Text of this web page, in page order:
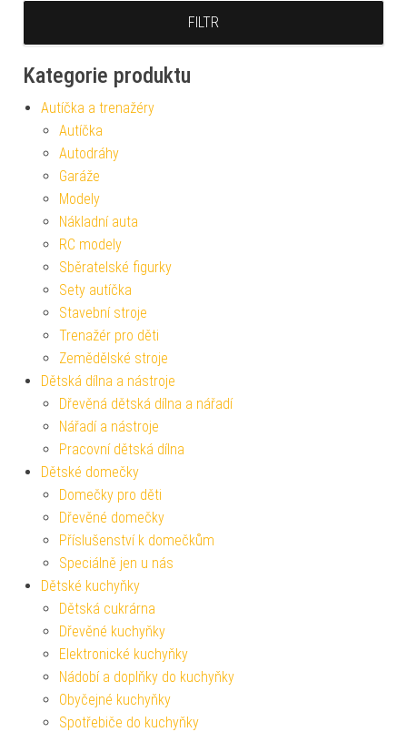
FILTR
Kategorie produktu
Autíčka a trenažéry
Autíčka
Autodráhy
Garáže
Modely
Nákladní auta
RC modely
Sběratelské figurky
Sety autíčka
Stavební stroje
Trenažér pro děti
Zemědělské stroje
Dětská dílna a nástroje
Dřevěná dětská dílna a nářadí
Nářadí a nástroje
Pracovní dětská dílna
Dětské domečky
Domečky pro děti
Dřevěné domečky
Příslušenství k domečkům
Speciálně jen u nás
Dětské kuchyňky
Dětská cukrárna
Dřevěné kuchyňky
Elektronické kuchyňky
Nádobí a doplňky do kuchyňky
Obyčejné kuchyňky
Spotřebiče do kuchyňky